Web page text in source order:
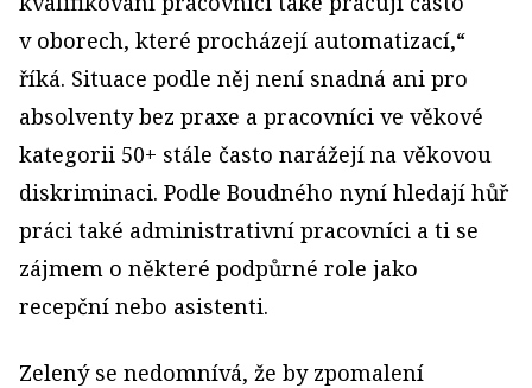
v oborech, které procházejí automatizací,“
říká. Situace podle něj není snadná ani pro
absolventy bez praxe a pracovníci ve věkové
kategorii 50+ stále často narážejí na věkovou
diskriminaci. Podle Boudného nyní hledají hůř
práci také administrativní pracovníci a ti se
zájmem o některé podpůrné role jako
recepční nebo asistenti.
Zelený se nedomnívá, že by zpomalení